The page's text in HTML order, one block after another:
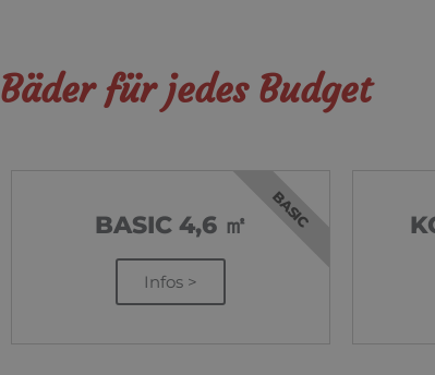
Bäder für jedes Budget
BASIC 4,6 ㎡
Infos >
BASIC